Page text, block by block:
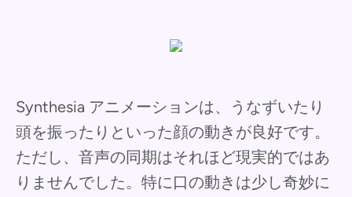
Synthesia アニメーションは、うなずいたり
頭を振ったりといった顔の動きが良好です。
ただし、音声の同期はそれほど現実的ではあ
りませんでした。特に口の動きは少し奇妙に